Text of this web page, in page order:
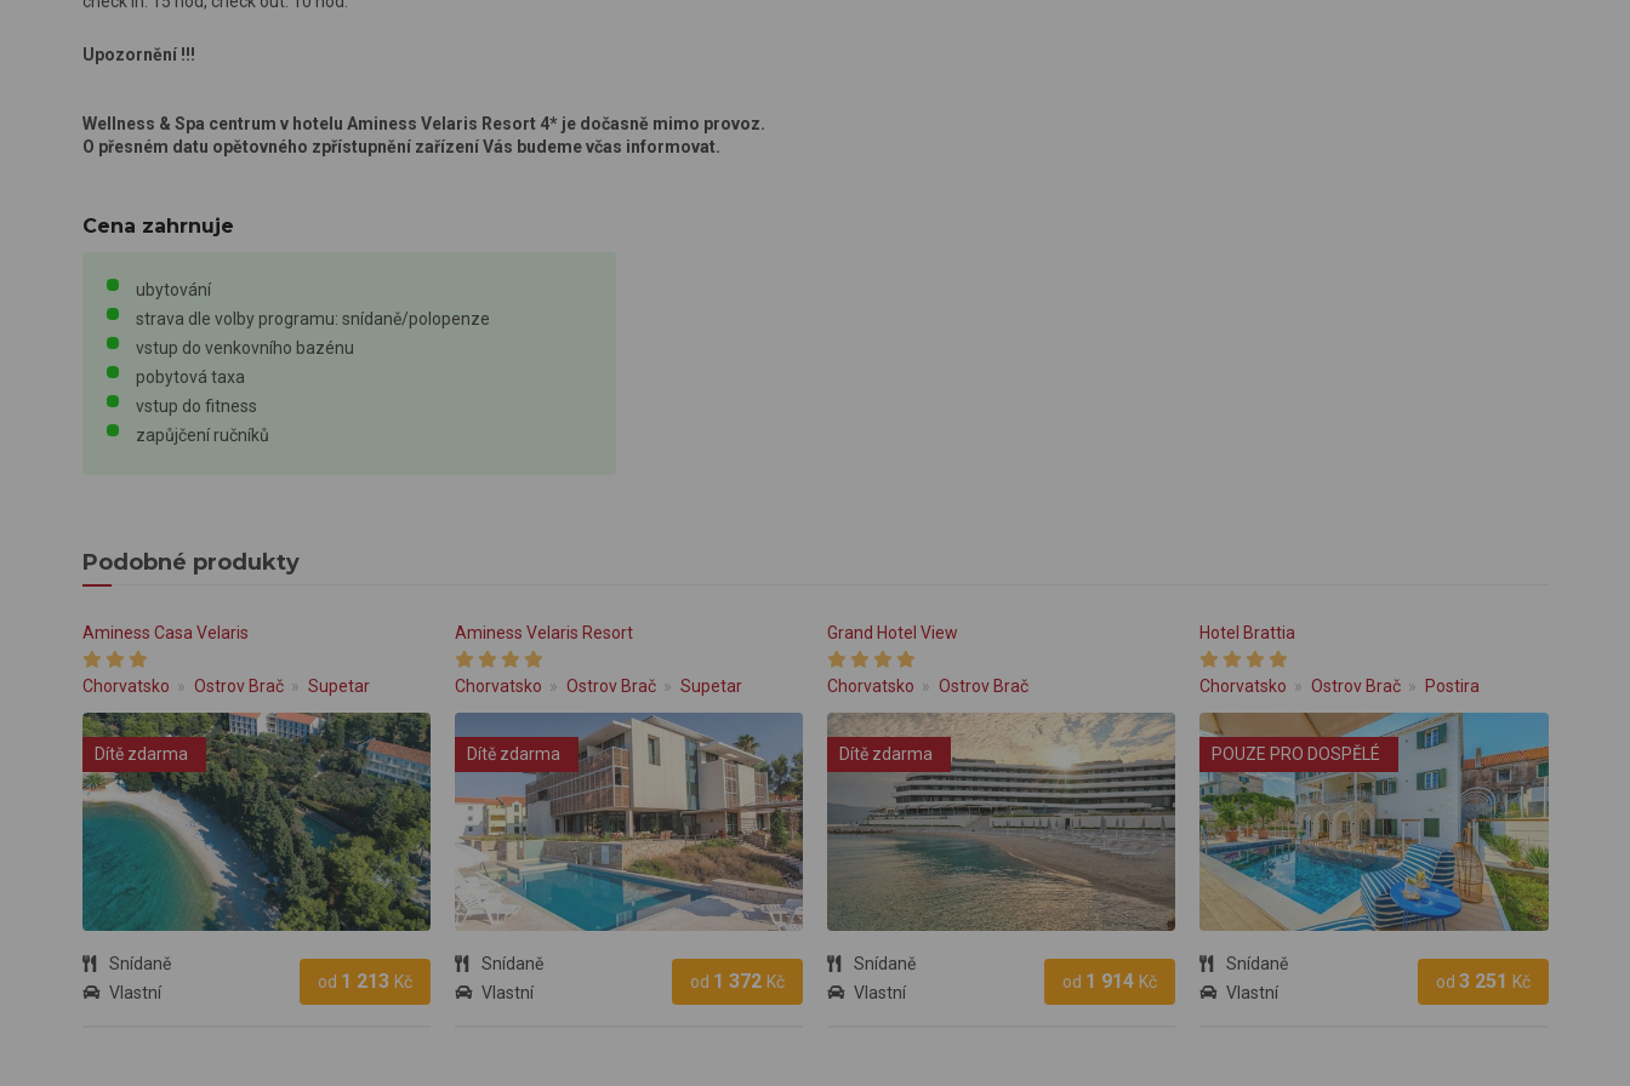
Upozornění !!!
Wellness & Spa centrum v hotelu Aminess Velaris Resort 4* je dočasně mimo provoz.
O přesném datu opětovného zpřístupnění zařízení Vás budeme včas informovat.
Cena zahrnuje
ubytování
strava dle volby programu: snídaně/polopenze
vstup do venkovního bazénu
pobytová taxa
vstup do fitness
zapůjčení ručníků
Podobné produkty
Aminess Casa Velaris
Chorvatsko Ostrov Brač Supetar
Dítě zdarma
Snídaně
Vlastní
od 1 213 Kč
Aminess Velaris Resort
Chorvatsko Ostrov Brač Supetar
Dítě zdarma
Snídaně
Vlastní
od 1 372 Kč
Grand Hotel View
Chorvatsko Ostrov Brač
Dítě zdarma
Snídaně
Vlastní
od 1 914Kč
Hotel Brattia
Chorvatsko Ostrov Brač Postira
POUZE PRO DOSPĚLÉ
Snídaně
Vlastní
od 3 251 Kč